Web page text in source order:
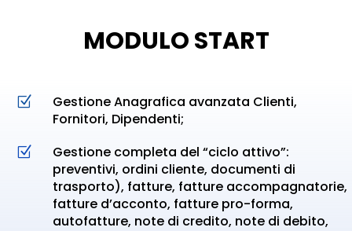
MODULO START
Z
Gestione Anagrafica avanzata Clienti,
Fornitori, Dipendenti;
Z
Gestione completa del “ciclo attivo”:
preventivi, ordini cliente, documenti di
trasporto), fatture, fatture accompagnatorie,
fatture d’acconto, fatture pro-forma,
autofatture, note di credito, note di debito,